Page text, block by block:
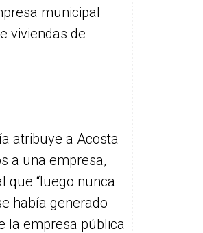
municipal
viviendas de
atribuye a Acosta
a una empresa,
que “luego nunca
había generado
la empresa pública